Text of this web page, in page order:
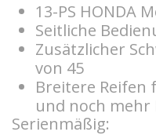
13-PS HONDA
Seitliche
Zusätzlicher
von 45
Breitere Reifen
und noch
Serienmäßig: